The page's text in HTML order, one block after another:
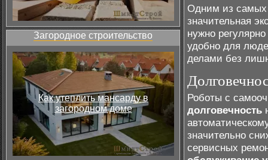
Загородное строительство
Как утеплить мансарду в
загородном доме
Одним из самых
значительная
нужно
удобно для
делами без
Роботы с
долговечность
значительно
сервисных